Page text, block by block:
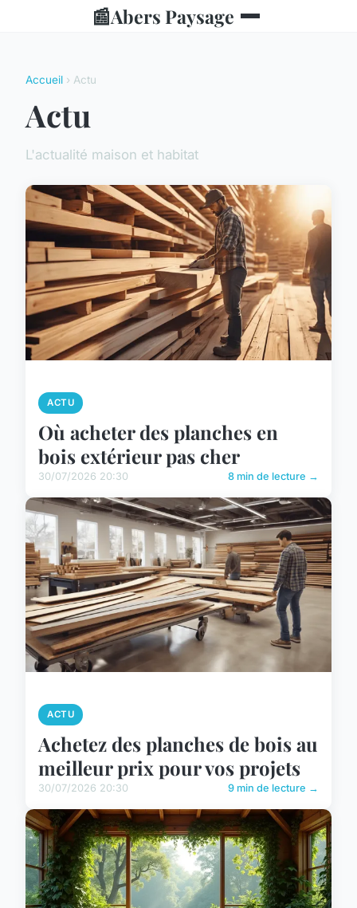
📰Abers Paysage
Accueil › Actu
Actu
L'actualité maison et habitat
ACTU
Où acheter des planches en
bois extérieur pas cher
30/07/2026 20:30 8 min de lecture →
ACTU
Achetez des planches de bois au
meilleur prix pour vos projets
30/07/2026 20:30 9 min de lecture →